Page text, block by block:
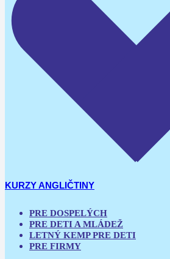
KURZY ANGLIČTINY
PRE DOSPELÝCH
PRE DETI A MLÁDEŽ
LETNÝ KEMP PRE DETI
PRE FIRMY